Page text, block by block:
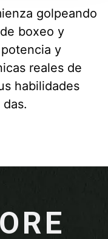
golpeando
boxeo y
y
reales de
habilidades